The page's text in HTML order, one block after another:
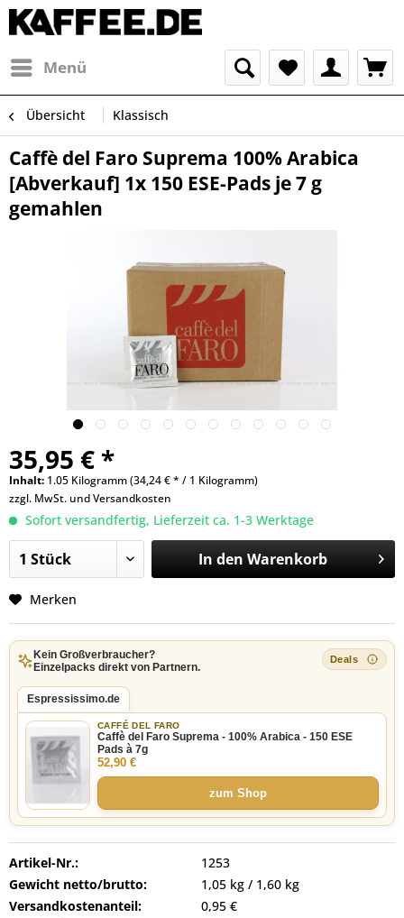
Menü
Übersicht Klassisch
Caffè del Faro Suprema 100% Arabica
[Abverkauf] 1x 150 ESE-Pads je 7 g
gemahlen
35,95 € *
Inhalt: 1.05 Kilogramm (34,24 € * / 1 Kilogramm)
zzgl. MwSt. undVersandkosten
Sofort versandfertig, Lieferzeit ca. 1-3 Werktage
In den Warenkorb
Merken
Kein Großverbraucher?
Einzelpacks direkt von Partnern.
Espressissimo.de
CAFFÉ DEL FARO
Caffè del Faro Suprema - 100% Arabica - 150 ESE
Pads à 7g
52,90 €
zum Shop
Artikel-Nr.:
1253
Gewicht netto/brutto:
1,05 kg / 1,60 kg
Versandkostenanteil:
0,95 €